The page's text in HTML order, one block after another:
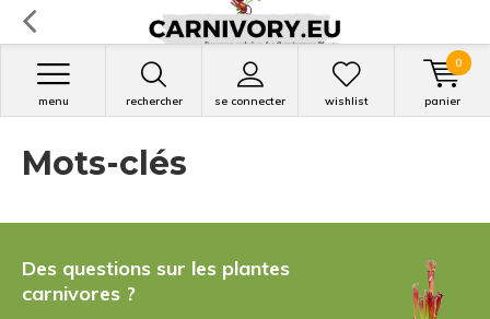
rechercher se connecter
menu wishlist panier
0
Mots-clés
Des questions sur les plantes
carnivores ?